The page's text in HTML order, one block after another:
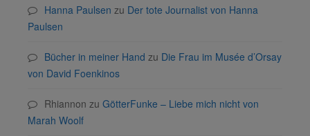
Hanna Paulsen zu Der tote Journalist von Hanna
Paulsen
Bücher in meiner Hand zu Die Frau im Musée d’Orsay
von David Foenkinos
Rhiannon zu GötterFunke – Liebe mich nicht von
Marah Woolf